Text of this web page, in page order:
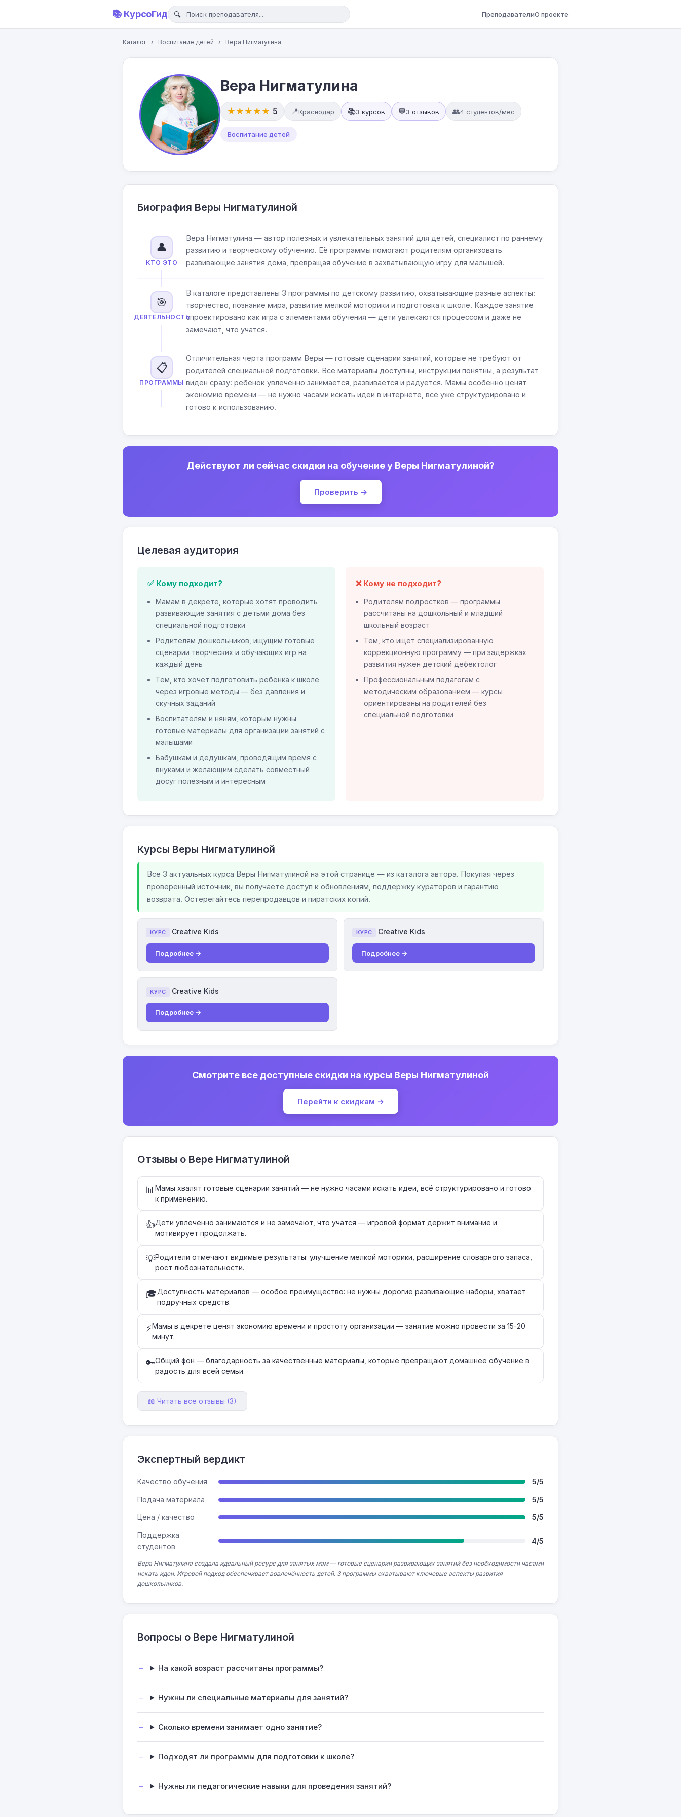
📚 КурсоГид ПреподавателиО проекте
Каталог › Воспитание детей › Вера Нигматулина
Вера Нигматулина
★★★★★ 5 📍Краснодар 📚3 курсов 💬3 отзывов 👥4 студентов/мес
Воспитание детей
Биография Веры Нигматулиной
👤
КТО ЭТО
Вера Нигматулина — автор полезных и увлекательных занятий для детей, специалист по раннему
развитию и творческому обучению. Её программы помогают родителям организовать
развивающие занятия дома, превращая обучение в захватывающую игру для малышей.
🎯
ДЕЯТЕЛЬНОСТЬ
В каталоге представлены 3 программы по детскому развитию, охватывающие разные аспекты:
творчество, познание мира, развитие мелкой моторики и подготовка к школе. Каждое занятие
спроектировано как игра с элементами обучения — дети увлекаются процессом и даже не
замечают, что учатся.
📋
ПРОГРАММЫ
Отличительная черта программ Веры — готовые сценарии занятий, которые не требуют от
родителей специальной подготовки. Все материалы доступны, инструкции понятны, а результат
виден сразу: ребёнок увлечённо занимается, развивается и радуется. Мамы особенно ценят
экономию времени — не нужно часами искать идеи в интернете, всё уже структурировано и
готово к использованию.
Действуют ли сейчас скидки на обучение у Веры Нигматулиной?
Проверить →
Целевая аудитория
✅ Кому подходит?
Мамам в декрете, которые хотят проводить
развивающие занятия с детьми дома без
специальной подготовки
Родителям дошкольников, ищущим готовые
сценарии творческих и обучающих игр на
каждый день
Тем, кто хочет подготовить ребёнка к школе
через игровые методы — без давления и
скучных заданий
Воспитателям и няням, которым нужны
готовые материалы для организации занятий с
малышами
Бабушкам и дедушкам, проводящим время с
внуками и желающим сделать совместный
досуг полезным и интересным
❌ Кому не подходит?
Родителям подростков — программы
рассчитаны на дошкольный и младший
школьный возраст
Тем, кто ищет специализированную
коррекционную программу — при задержках
развития нужен детский дефектолог
Профессиональным педагогам с
методическим образованием — курсы
ориентированы на родителей без
специальной подготовки
Курсы Веры Нигматулиной
Все 3 актуальных курса Веры Нигматулиной на этой странице — из каталога автора. Покупая через
проверенный источник, вы получаете доступ к обновлениям, поддержку кураторов и гарантию
возврата. Остерегайтесь перепродавцов и пиратских копий.
КУРС Creative Kids
Подробнее →
КУРС Creative Kids
Подробнее →
КУРС Creative Kids
Подробнее →
Смотрите все доступные скидки на курсы Веры Нигматулиной
Перейти к скидкам →
Отзывы о Вере Нигматулиной
📊 Мамы хвалят готовые сценарии занятий — не нужно часами искать идеи, всё структурировано и готово
к применению.
👍Дети увлечённо занимаются и не замечают, что учатся — игровой формат держит внимание и
мотивирует продолжать.
💡Родители отмечают видимые результаты: улучшение мелкой моторики, расширение словарного запаса,
рост любознательности.
🎓Доступность материалов — особое преимущество: не нужны дорогие развивающие наборы, хватает
подручных средств.
⚡Мамы в декрете ценят экономию времени и простоту организации — занятие можно провести за 15-20
минут.
🔑Общий фон — благодарность за качественные материалы, которые превращают домашнее обучение в
радость для всей семьи.
📖 Читать все отзывы (3)
Экспертный вердикт
Качество обучения 5/5
Подача материала 5/5
Цена / качество 5/5
Поддержка
студентов
4/5
Вера Нигматулина создала идеальный ресурс для занятых мам — готовые сценарии развивающих занятий без необходимости часами
искать идеи. Игровой подход обеспечивает вовлечённость детей. 3 программы охватывают ключевые аспекты развития
дошкольников.
Вопросы о Вере Нигматулиной
На какой возраст рассчитаны программы?
Нужны ли специальные материалы для занятий?
Сколько времени занимает одно занятие?
Подходят ли программы для подготовки к школе?
Нужны ли педагогические навыки для проведения занятий?